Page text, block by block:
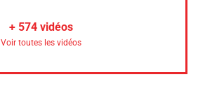
+ 574vidéos
Voir toutes les vidéos